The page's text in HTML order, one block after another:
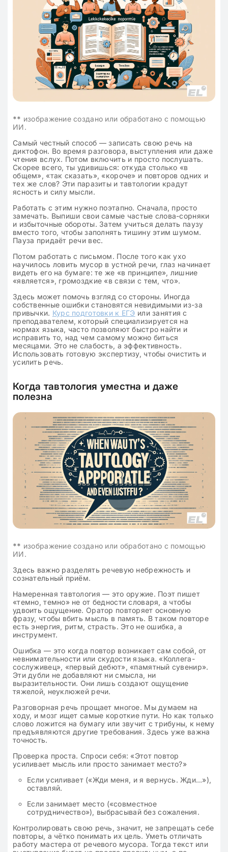
** изображение создано или обработано с помощью
ИИ.
Самый честный способ — записать свою речь на
диктофон. Во время разговора, выступления или даже
чтения вслух. Потом включить и просто послушать.
Скорее всего, ты удивишься: откуда столько «в
общем», «так сказать», «короче» и повторов одних и
тех же слов? Эти паразиты и тавтологии крадут
ясность и силу мысли.
Работать с этим нужно поэтапно. Сначала, просто
замечать. Выпиши свои самые частые слова-сорняки
и избыточные обороты. Затем учиться делать паузу
вместо того, чтобы заполнять тишину этим шумом.
Пауза придаёт речи вес.
Потом работать с письмом. После того как ухо
научилось ловить мусор в устной речи, глаз начинает
видеть его на бумаге: те же «в принципе», лишние
«является», громоздкие «в связи с тем, что».
Здесь может помочь взгляд со стороны. Иногда
собственные ошибки становятся невидимыми из-за
привычки. Курс подготовки к ЕГЭ или занятия с
преподавателем, который специализируется на
нормах языка, часто позволяют быстро найти и
исправить то, над чем самому можно биться
месяцами. Это не слабость, а эффективность.
Использовать готовую экспертизу, чтобы очистить и
усилить речь.
Когда тавтология уместна и даже
полезна
** изображение создано или обработано с помощью
ИИ.
Здесь важно разделять речевую небрежность и
сознательный приём.
Намеренная тавтология — это оружие. Поэт пишет
«темно, темно» не от бедности словаря, а чтобы
удвоить ощущение. Оратор повторяет основную
фразу, чтобы вбить мысль в память. В таком повторе
есть энергия, ритм, страсть. Это не ошибка, а
инструмент.
Ошибка — это когда повтор возникает сам собой, от
невнимательности или скудости языка. «Коллега-
сослуживец», «первый дебют», «памятный сувенир».
Эти дубли не добавляют ни смысла, ни
выразительности. Они лишь создают ощущение
тяжелой, неуклюжей речи.
Разговорная речь прощает многое. Мы думаем на
ходу, и мозг ищет самые короткие пути. Но как только
слово ложится на бумагу или звучит с трибуны, к нему
предъявляются другие требования. Здесь уже важна
точность.
Проверка проста. Спроси себя: «Этот повтор
усиливает мысль или просто занимает место?»
Если усиливает («Жди меня, и я вернусь. Жди…»),
оставляй.
Если занимает место («совместное
сотрудничество»), выбрасывай без сожаления.
Контролировать свою речь, значит, не запрещать себе
повторы, а чётко понимать их цель. Уметь отличать
работу мастера от речевого мусора. Тогда текст или